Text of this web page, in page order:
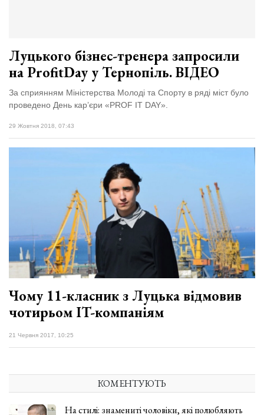
Луцького бізнес-тренера запросили
на ProfitDay у Тернопіль. ВІДЕО
За сприянням Міністерства Молоді та Спорту в ряді міст було
проведено День кар’єри «PROF IT DAY».
29 Жовтня 2018, 07:43
Чому 11-класник з Луцька відмовив
чотирьом IT-компаніям
21 Червня 2017, 10:25
КОМЕНТУЮТЬ
На стилі: знамениті чоловіки, які полюбляють